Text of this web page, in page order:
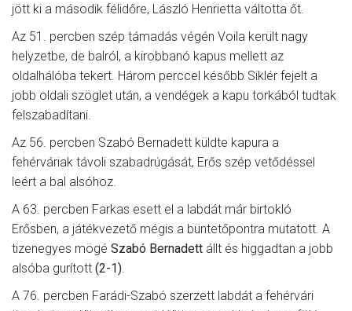
jött ki a második félidőre, László Henrietta váltotta őt.
Az 51. percben szép támadás végén Voila került nagy
helyzetbe, de balról, a kirobbanó kapus mellett az
oldalhálóba tekert. Három perccel később Siklér fejelt a
jobb oldali szöglet után, a vendégek a kapu torkából tudtak
felszabadítani.
Az 56. percben Szabó Bernadett küldte kapura a
fehérváriak távoli szabadrúgását, Erős szép vetődéssel
leért a bal alsóhoz.
A 63. percben Farkas esett el a labdát már birtokló
Erősben, a játékvezető mégis a büntetőpontra mutatott. A
tizenegyes mögé Szabó Bernadett állt és higgadtan a jobb
alsóba gurított (2-1).
A 76. percben Farádi-Szabó szerzett labdát a fehérvári